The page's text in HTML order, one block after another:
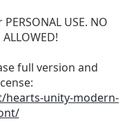
USE. NO
full version and
unity-modern-